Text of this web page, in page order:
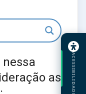
as
ACESSIBILIDADE